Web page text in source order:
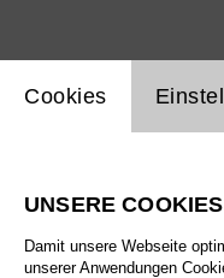
Einstellung Website
Cookies
UNSERE COOKIES
Damit unsere Webseite
unserer Anwendungen